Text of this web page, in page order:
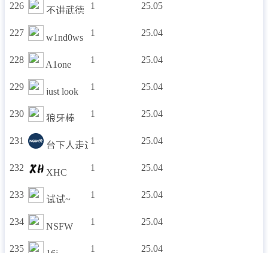
226 不讲武德 1 25.05
227 w1nd0ws 1 25.04
228 A1one 1 25.04
229 just look 1 25.04
230 狼牙棒 1 25.04
231 台下人走过不见旧颜色
1 25.04
232 XHC 1 25.04
233 试试~ 1 25.04
234 NSFW 1 25.04
235 1 25.04